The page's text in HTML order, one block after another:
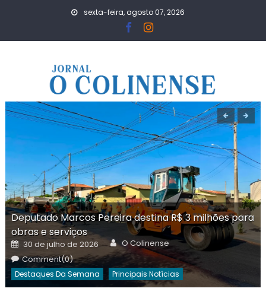
sexta-feira, agosto 07, 2026
Deputado Marcos Pereira destina R$ 3 milhões para
obras e serviços
Posted
on
30 de julho de 2026 Author
O Colinense
Comment(0)
Destaques Da Semana Principais Notícias